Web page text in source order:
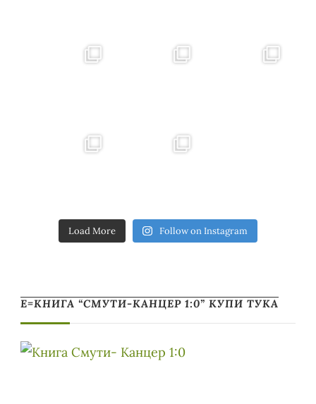
Load More Follow on Instagram
Е=КНИГА “СМУТИ-КАНЦЕР 1:0” КУПИ ТУКА